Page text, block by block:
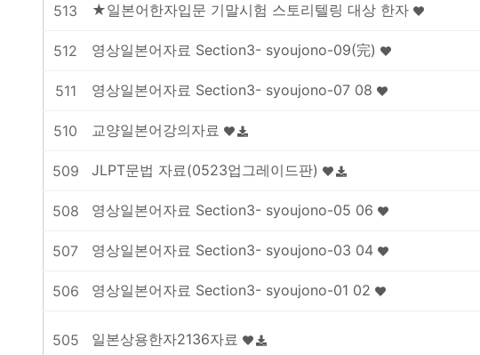
513 ★일본어한자입문 기말시험 스토리텔링 대상 한자
512 영상일본어자료 Section3- syoujono-09(完)
511 영상일본어자료 Section3- syoujono-07 08
510 교양일본어강의자료
509 JLPT문법 자료(0523업그레이드판)
508 영상일본어자료 Section3- syoujono-05 06
507 영상일본어자료 Section3- syoujono-03 04
506 영상일본어자료 Section3- syoujono-01 02
505 일본상용한자2136자료